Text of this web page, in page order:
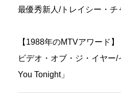
最優秀新人/トレイシー・チ
【1988年のMTVアワード】
ビデオ・オブ・ジ・イヤー
You Tonight」